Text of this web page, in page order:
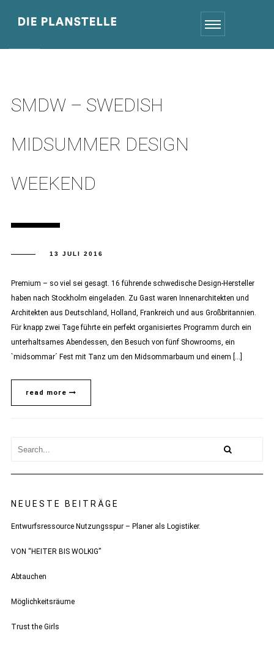
SMDW – SWEDISH
MIDSUMMER DESIGN
WEEKEND
13 JULI 2016
Premium – so viel sei gesagt. 16 führende schwedische Design-Hersteller
haben nach Stockholm eingeladen. Zu Gast waren Innenarchitekten und
Architekten aus Deutschland, Holland, Frankreich und aus Großbritannien.
Für knapp zwei Tage führte ein perfekt organisiertes Programm durch ein
unterhaltsames Abendessen, den Besuch von fünf Showrooms, ein
`midsommar´ Fest mit Tanz um den Midsommarbaum und einem […]
read more
NEUESTE BEITRÄGE
Entwurfsressource Nutzungsspur – Planer als Logistiker.
VON “HEITER BIS WOLKIG”
Abtauchen
Möglichkeitsräume
Trust the Girls